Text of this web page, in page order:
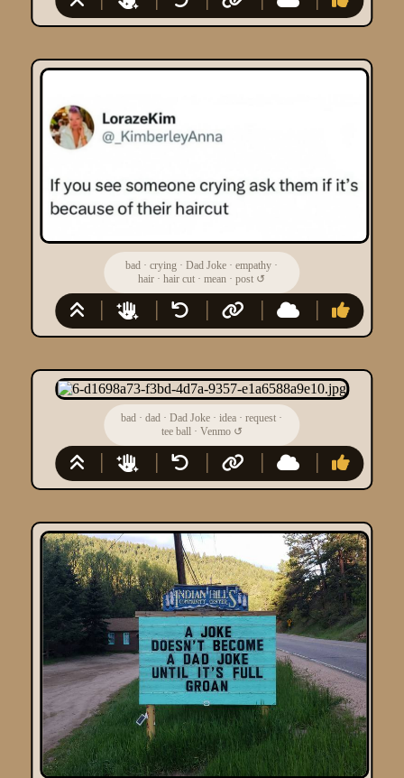
bad ·crying ·Dad Joke ·empathy ·
hair ·hair cut ·mean ·post ↺
bad ·dad ·Dad Joke ·idea ·request ·
tee ball · Venmo ↺